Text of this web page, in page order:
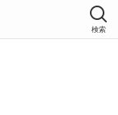
検索